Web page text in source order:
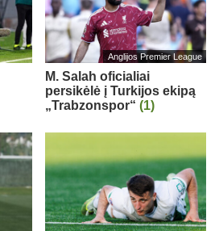
Anglijos Premier League
M. Salah oficialiai
persikėlė į Turkijos ekipą
„Trabzonspor“ (1)